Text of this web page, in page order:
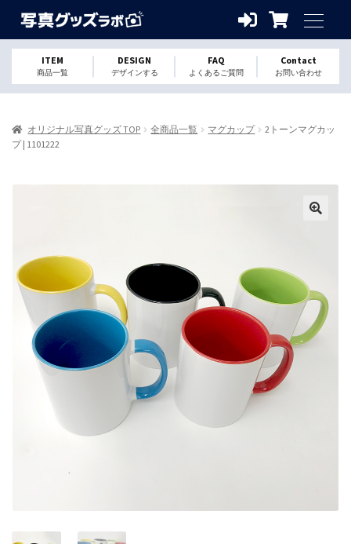
ITEM
商品一覧
DESIGN
デザインする
FAQ
よくあるご質問
Contact
お問い合わせ
オリジナル写真グッズ TOP 全商品一覧 マグカップ
2トーンマグカッ
プ | 1101222